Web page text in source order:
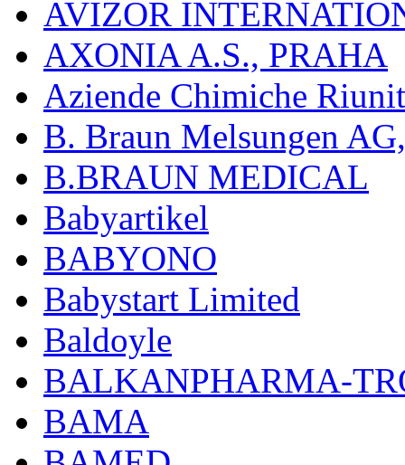
AVIZOR
AXONIA A.S., PRAHA
Aziende Chimiche
B. Braun Melsungen
B.BRAUN MEDICAL
Babyartikel
BABYONO
Babystart Limited
Baldoyle
BALKANPHARMA-
BAMA